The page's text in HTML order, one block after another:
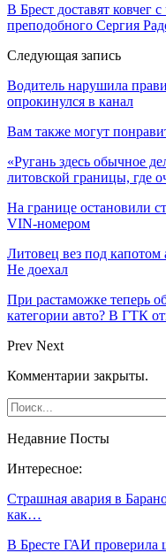
В Брест доставят ковчег
преподобного Сергия
Следующая запись
Водитель нарушила
опрокинулся в канал
Вам также могут
«Ругань здесь обычное
литовской границы, где
На границе остановили
VIN-номером
Литовец вез под капотом
Не доехал
При растаможке теперь
категории авто? В ГТК
Prev Next
Комментарии закрыты.
Недавние Посты
Интересное:
Страшная авария в
как…
В Бресте ГАИ проверила